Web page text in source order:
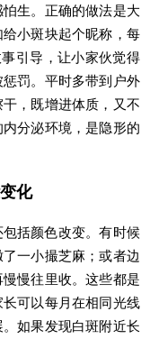
生。正确的做法是大
小斑块起个昵称，每
引导，让小家伙觉得
罚。平时多带到户外
，既增进体质，又不
分泌环境，是隐形的
化
括颜色改变。有时候
一小撮芝麻；或者边
慢往里收。这些都是
可以每月在相同光线
如果发现白斑附近长